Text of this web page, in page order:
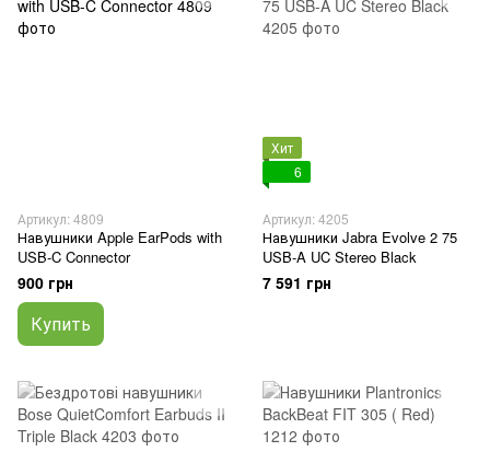
Артикул: 4809
Навушники Apple EarPods with
USB-C Connector
900 грн
Купить
Хит
6
Артикул: 4205
Навушники Jabra Evolve 2 75
USB-A UC Stereo Black
7 591 грн